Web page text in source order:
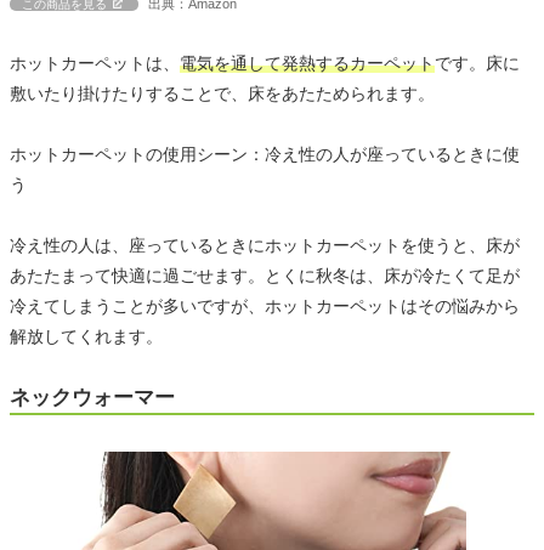
この商品を見る 出典：Amazon
ホットカーペットは、 電気を通して発熱するカーペットです。床に
敷いたり掛けたりすることで、床をあたためられます。
ホットカーペットの使用シーン：冷え性の人が座っているときに使
う
冷え性の人は、座っているときにホットカーペットを使うと、床が
あたたまって快適に過ごせます。とくに秋冬は、床が冷たくて足が
冷えてしまうことが多いですが、ホットカーペットはその悩みから
解放してくれます。
ネックウォーマー